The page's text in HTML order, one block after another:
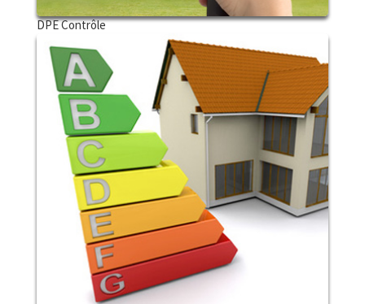
DPE Contrôle